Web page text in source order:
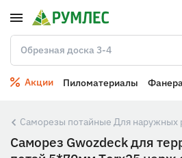
Акции Пиломатериалы
Саморезы потайные Для наружных
Саморез Gwozdeck для